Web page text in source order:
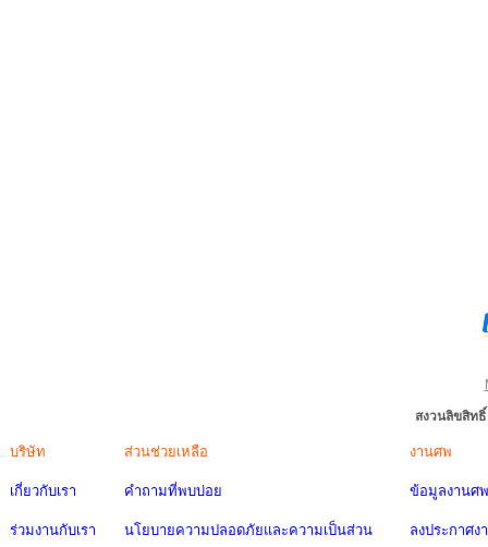
สงวนลิขสิท
บริษัท
เกี่ยวกับเรา
ร่วมงานกับเรา
ส่วนช่วยเหลือ
คำถามที่พบบ่อย
นโยบายความปลอดภัยและความเป็นส่วน
งานศพ
ข้อมูลงานศพ
ลงประกาศง